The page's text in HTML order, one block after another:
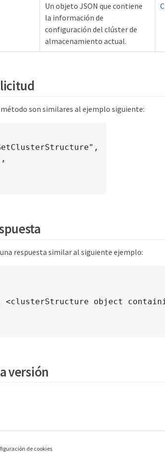
Un objeto JSON que contiene
la información de
configuración del clúster de
almacenamiento actual.
son similares al ejemplo siguiente:
respuesta similar al siguiente ejemplo:
versión
de cookies